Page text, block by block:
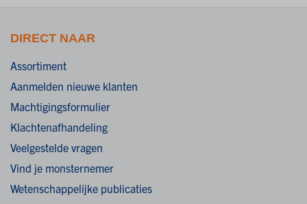
DIRECT NAAR
Assortiment
Aanmelden nieuwe klanten
Machtigingsformulier
Klachtenafhandeling
Veelgestelde vragen
Vind je monsternemer
Wetenschappelijke publicaties